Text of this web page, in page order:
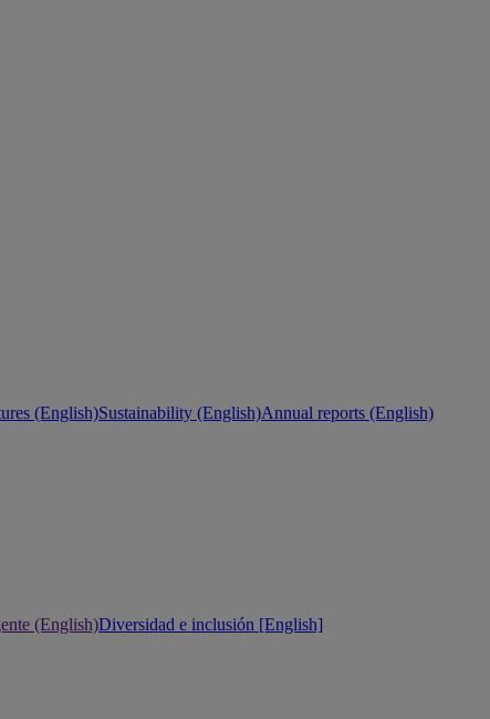
(English)Sustainability (English)Annual reports (English)
(English)Diversidad e inclusión [English]